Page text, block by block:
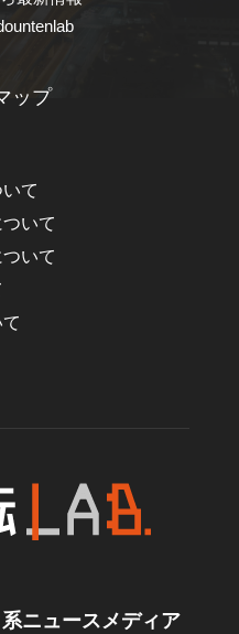
ップ
て
いて
いて
ニュースメディア